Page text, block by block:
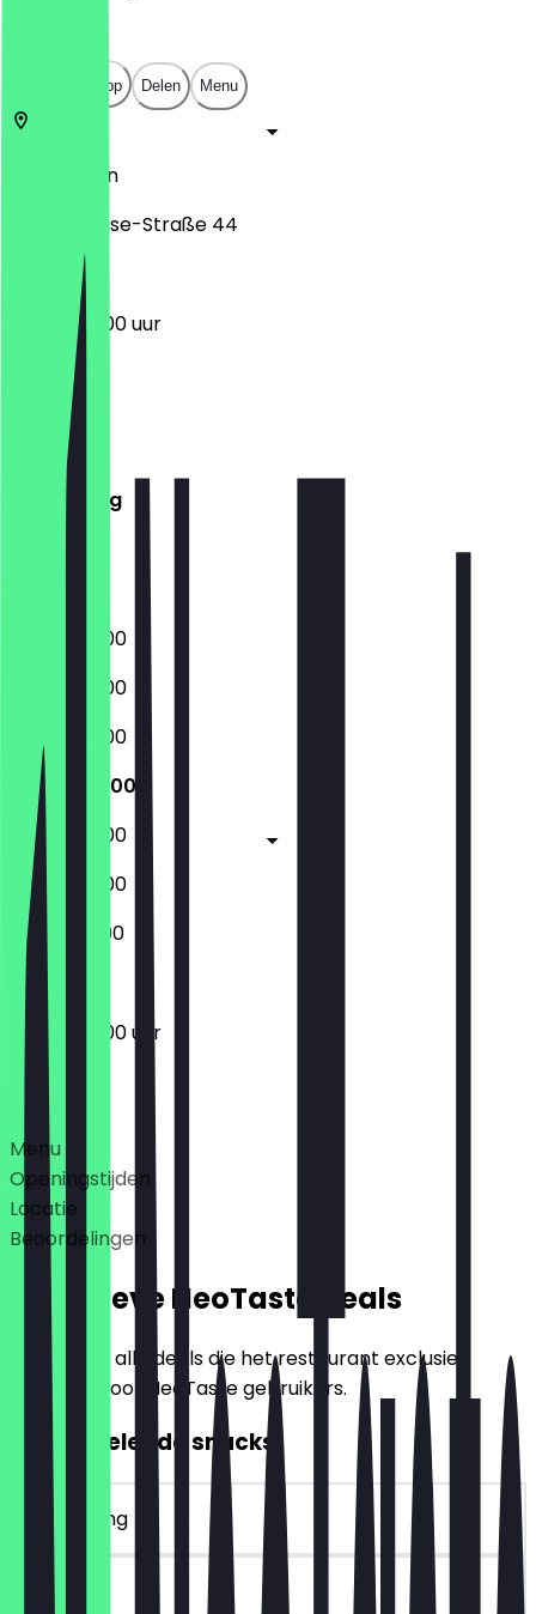
Open in app Delen Menu
Berlijn
Königin-Luise-Straße 44
06:00 - 18:00 uur
Maandag
Dinsdag
Woensdag
Donderdag
06:00 - 18:00
06:00 - 18:00
06:00 - 18:00
06:00 - 18:00
06:00 - 18:00
06:00 - 18:00
07:30 - 12:00
06:00 - 18:00 uur
Deals
Menu
Openingstijden
Locatie
Beoordelingen
Exclusieve NeoTaste Deals
Hier vind je alle deals die het restaurant exclusief
aanbiedt voor NeoTaste gebruikers.
2voor1 Belegde snacks
~€ 4 korting
30 dagen